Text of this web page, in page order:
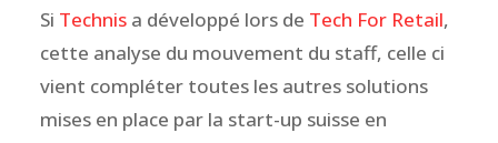
Si Technisa développé lors de Tech For Retail,
cette analyse du mouvement du staff, celle ci
vient compléter toutes les autres solutions
mises en place par la start-up suisse en